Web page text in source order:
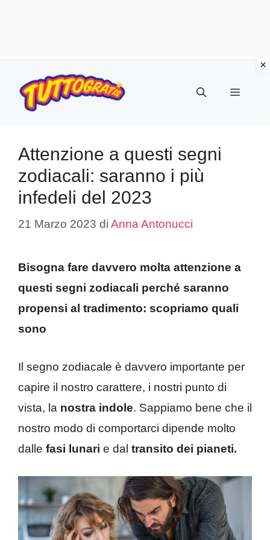
contenuto
Menu
Attenzione a questi segni
zodiacali: saranno i più
infedeli del 2023
21 Marzo 2023 di Anna Antonucci
Bisogna fare davvero molta attenzione a
questi segni zodiacali perché saranno
propensi al tradimento: scopriamo quali
sono
Il segno zodiacale è davvero importante per
capire il nostro carattere, i nostri punto di
vista, la nostra indole. Sappiamo bene che il
nostro modo di comportarci dipende molto
dalle fasi lunari e dal transito dei pianeti.